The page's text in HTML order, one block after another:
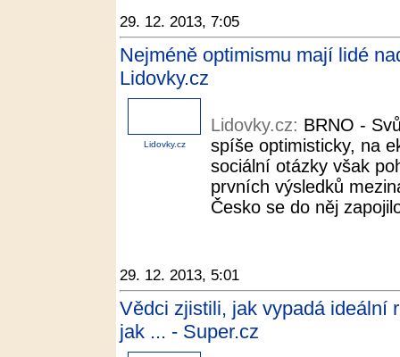
29. 12. 2013, 7:05
Nejméně optimismu mají lidé
Lidovky.cz
Lidovky.cz
Lidovky.cz: BRNO -
spíše optimisticky, na
sociální otázky však
prvních výsledků
Česko se do něj
29. 12. 2013, 5:01
Vědci zjistili, jak vypadá ideální
jak ... - Super.cz